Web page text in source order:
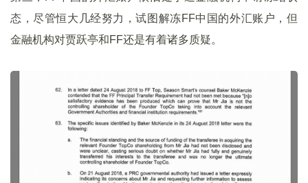
态，尽管恒大几经努力，试图解冻FF中国的外汇账户，但
金融机构对贾跃亭和FF还是有着诸多质疑。